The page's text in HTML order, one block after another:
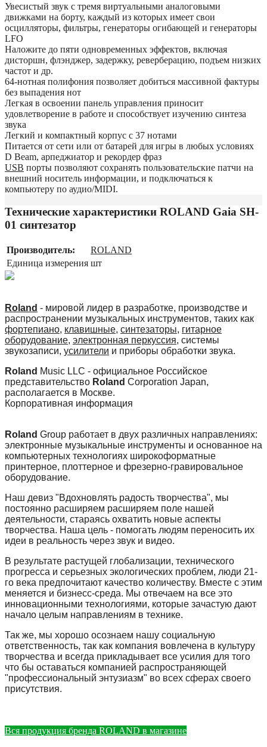
Увесистый звук с тремя виртуальными аналоговыми
движками на борту, каждый из которых имеет свои
осцилляторы, фильтры, генераторы огибающей и генераторы
LFO
Наложите до пяти одновременных эффектов, включая
дисторшн, флэнджер, задержку, реверберацию, подъем низких
частот и др.
64-нотная полифония позволяет добиться массивной фактуры
без выпадения нот
Легкая в освоении панель управления приносит
удовлетворение в работе и способствует изучению синтеза
звука
Легкий и компактный корпус с 37 нотами
Питается от сети или от батарей для игры в любых условиях
D Beam, арпеджиатор и рекордер фраз
USB порты позволяют сохранять пользовательские патчи на
внешний носитель информации, и подключаться к
компьютеру по аудио/MIDI.
Технические характеристики ROLAND Gaia SH-
01 синтезатор
Производитель:
ROLAND
Единица измерения шт
Roland - мировой лидер в разработке, производстве и
распространении музыкальных инструментов, таких как
фортепиано, клавишные, синтезаторы, гитарное
оборудование, электронная перкуссия, системы
звукозаписи, усилители и приборы обработки звука.
Roland Music LLC - официальное Российское
представительство Roland Corporation Japan,
располагается в Москве.
Корпоративная информация
Roland Group работает в двух различных направлениях:
электронные музыкальные инструменты и основанное на
компьютерных технологиях широкоформатные
принтерное, плоттерное и фрезерно-гравировальное
оборудование.
Наш девиз "Вдохновлять радость творчества", мы
постоянно расширяем расширяем поле нашей
деятельности, стараясь охватить новые аспекты
творчества. Наша цель - помогать людям переносить их
идеи в реальность через звук и видео.
В результате растущей глобализации, технического
прогресса и серьезных экологических проблем, люди 21-
го века предпочитают качество количеству. Вместе с этим
меняется и бизнесс-среда. Мы отвечаем на все это
инновационными технологиями, которые зачастую дают
начало целым направлениям в технике.
Так же, мы хорошо осознаем нашу социальную
ответственность, так как компания вовлечена в культуру
творчества и всегда прикладывает все усилия для того
что бы оставаться компанией распространяющей
"профессиональный энтузиазм" во всех сферах своего
присутствия.
Вся продукция бренда ROLAND в магазине